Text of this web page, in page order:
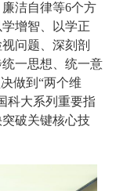
洁自律等6个方
增智、以学正
问题、深刻剖
一思想、统一意
做到“两个维
科大系列重要指
破关键核心技